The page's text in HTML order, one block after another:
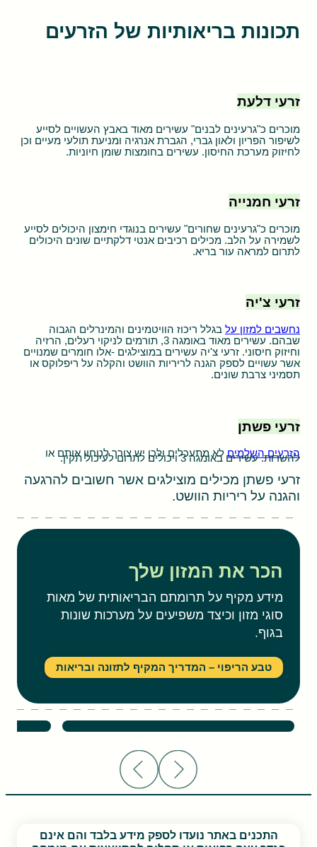
תכונות בריאותיות של הזרעים
זרעי דלעת
מוכרים כ"גרעינים לבנים" עשירים מאוד באבץ העשויים לסייע
לשיפור הפריון ולאון גברי, הגברת אנרגיה ומניעת תולעי מעיים וכן
לחיזוק מערכת החיסון. עשירים בחומצות שומן חיוניות.
זרעי חמנייה
מוכרים כ"גרעינים שחורים" עשירים בנוגדי חימצון היכולים לסייע
לשמירה על הלב. מכילים רכיבים אנטי דלקתיים שונים היכולים
לתרום למראה עור בריא.
זרעי צ'יה
נחשבים למזון על בגלל ריכוז הוויטמינים והמינרלים הגבוה
שבהם. עשירים מאוד באומגה 3, תורמים לניקוי רעלים, הרזיה
וחיזוק חיסוני. זרעי צ'יה עשירים במוצילגים -אלו חומרים שמנויים
אשר עשויים לספק הגנה לריריות הוושט והקלה על ריפלוקס או
תסמיני צרבת שונים.
זרעי פשתן
הזרעים השלמיםלא מתעכלים ולכן יש צורך לטחון אותם אולהשרות. עשירים באומגה 3 ויכולים לתרום לעיכול תקין.
זרעי פשתן מכילים מוצילגים אשר חשובים להרגעה
והגנה על ריריות הוושט.
הכר את המזון שלך
מידע מקיף על תרומתם הבריאותית של מאות
סוגי מזון וכיצד משפיעים על מערכות שונות
בגוף.
טבע הריפוי – המדריך המקיף לתזונה ובריאות
צנון –
התכנים באתר נועדו לספק מידע בלבד והם אינם